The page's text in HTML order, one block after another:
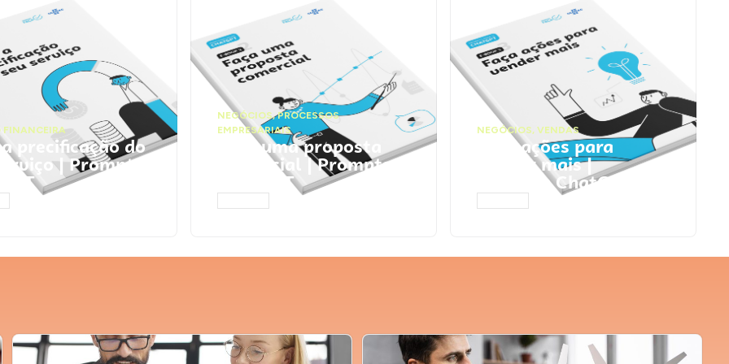
FINANCEIRA
precificação do
| Prompts
NEGÓCIOS,PROCESSOS
EMPRESARIAIS
Faça uma proposta
comercial | Prompts
ChatGPT
NEGÓCIOS, VENDAS
Faça ações para
vender mais |
Prompts ChatGPT